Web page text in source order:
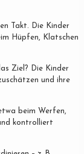
Takt. Die Kinder
Hüpfen, Klatschen
Ziel? Die Kinder
und ihre
beim Werfen,
kontrolliert